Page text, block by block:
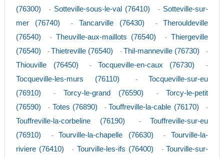
(76300)
- Sotteville-sous-le-val (76410) - Sotteville-sur-
mer (76740)
- Tancarville (76430) - Therouldeville
(76540)
- Theuville-aux-maillots (76540) - Thiergeville
(76540)
- Thietreville (76540) - Thil-manneville (76730) -
Thiouville (76450) - Tocqueville-en-caux (76730) -
Tocqueville-les-murs (76110) - Tocqueville-sur-eu
(76910)
- Torcy-le-grand (76590) - Torcy-le-petit
(76590)
- Totes (76890) - Touffreville-la-cable (76170) -
Touffreville-la-corbeline (76190) - Touffreville-sur-eu
(76910)
- Tourville-la-chapelle (76630) - Tourville-la-
riviere (76410)
- Tourville-les-ifs (76400) - Tourville-sur-